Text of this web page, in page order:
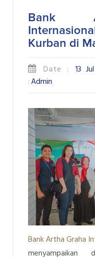
Bank
Kurban di
Date : 13
:Admin
Bank Artha Graha
menyampaikan